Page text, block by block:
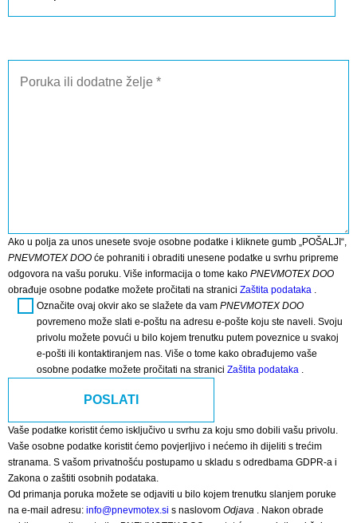
Ako u polja za unos unesete svoje osobne podatke i kliknete gumb „POŠALJI“,
PNEVMOTEX DOO će pohraniti i obraditi unesene podatke u svrhu pripreme
odgovora na vašu poruku. Više informacija o tome kako PNEVMOTEX DOO
obrađuje osobne podatke možete pročitati na stranici Zaštita podataka
Označite ovaj okvir ako se slažete da vam PNEVMOTEX DOO
povremeno može slati e-poštu na adresu e-pošte koju ste naveli. Svoju
privolu možete povući u bilo kojem trenutku putem poveznice u svakoj
e-pošti ili kontaktiranjem nas. Više o tome kako obrađujemo vaše
osobne podatke možete pročitati na stranici Zaštita podataka
Vaše podatke koristit ćemo isključivo u svrhu za koju smo dobili vašu privolu.
Vaše osobne podatke koristit ćemo povjerljivo i nećemo ih dijeliti s trećim
stranama. S vašom privatnošću postupamo u skladu s odredbama GDPR-a i
Zakona o zaštiti osobnih podataka.
Od primanja poruka možete se odjaviti u bilo kojem trenutku slanjem poruke
na e-mail adresu: info@pnevmotex.si s naslovom Odjava . Nakon obrade